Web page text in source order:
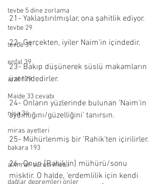
tevbe 5 dine zorlama
tevbe 29
tevbe 31
enfal 39
araf 179
Maide 33 cevabı
nisa 34
miras ayetleri
bakara 193
alimran suresi meali
dağlar depremleri önler
21- Yaklaştırılmışlar, ona şahitlik ediyor.
22- Gerçekten, iyiler Naim'in içindedir.
23- Bakıp düşünerek süslü makamların
üzerindedirler.
24- Onların yüzlerinde bulunan 'Naim'in
aydınlığını/güzelliğini' tanırsın.
25- Mühürlenmiş bir 'Rahik'ten içirilirler.
26- Onun [Rahik'in] mühürü/sonu
misktir. O halde, 'erdemlilik için kendi